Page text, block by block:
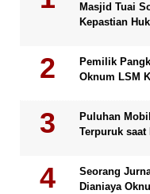
Masjid Tuai
Kepastian
Pemilik
Oknum LSM
Puluhan
Terpuruk
Seorang
Dianiaya